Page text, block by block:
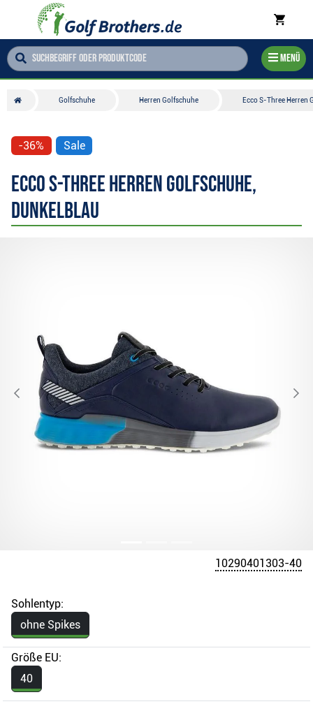
Menü
Golfschuhe Herren Golfschuhe Ecco S-Three Herren
-36% Sale
Ecco S-Three Herren Golfschuhe,
dunkelblau
10290401303-40
Sohlentyp:
ohne Spikes
Größe EU:
40